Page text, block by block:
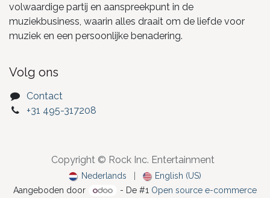
volwaardige partij en aanspreekpunt in de
muziekbusiness, waarin alles draait om de liefde voor
muziek en een persoonlijke benadering.
Volg ons
Contact
+31 495-317208
Copyright © Rock Inc. Entertainment
Nederlands
English (US)
Aangeboden door
- De #1 Open source e-commerce